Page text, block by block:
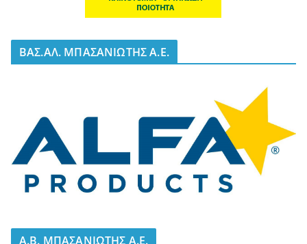
BΑΣ.ΑΛ. ΜΠΑΣΑΝΙΩΤΗΣ Α.Ε.
A.B. ΜΠΑΣΑΝΙΩΤΗΣ Α.Ε.